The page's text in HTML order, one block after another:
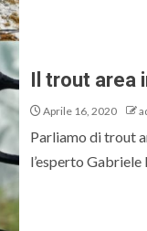
Il trout area
Aprile 16, 2020
Parliamo di trout
l’esperto Gabriele